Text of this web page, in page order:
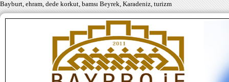
Bayburt, ehram, dede korkut, bamsı Beyrek, Karadeniz, turizm